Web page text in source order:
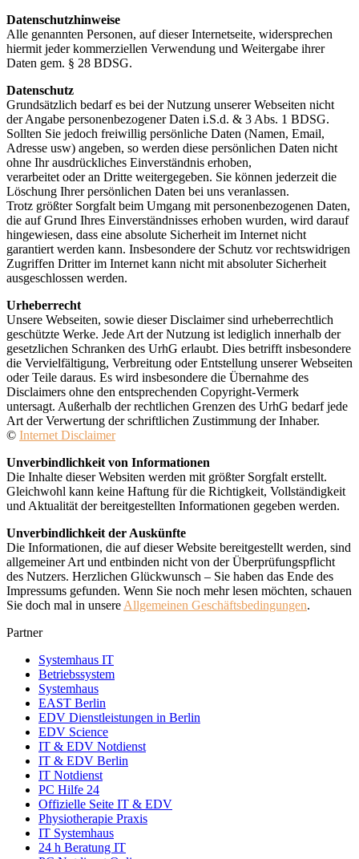
Datenschutzhinweise
Alle genannten Personen, auf dieser Internetseite, widersprechen
hiermit jeder kommerziellen Verwendung und Weitergabe ihrer
Daten gem. § 28 BDSG.
Datenschutz
Grundsätzlich bedarf es bei der Nutzung unserer Webseiten nicht
der Angabe personenbezogener Daten i.S.d. & 3 Abs. 1 BDSG.
Sollten Sie jedoch freiwillig persönliche Daten (Namen, Email,
Adresse usw) angeben, so werden diese persönlichen Daten nicht
ohne Ihr ausdrückliches Einverständnis erhoben,
verarbeitet oder an Dritte weitergegeben. Sie können jederzeit die
Löschung Ihrer persönlichen Daten bei uns veranlassen.
Trotz größter Sorgfalt beim Umgang mit personenbezogenen Daten,
die auf Grund Ihres Einverständnisses erhoben wurden, wird darauf
hingewiesen, dass eine absolute Sicherheit im Internet nicht
garantiert werden kann. Insbesondere der Schutz vor rechtswidrigen
Zugriffen Dritter im Internet kann nicht mit absoluter Sicherheit
ausgeschlossen werden.
Urheberrecht
Unsere Webseiten, sowie dieser Disclaimer sind urheberrechtlich
geschützte Werke. Jede Art der Nutzung ist lediglich innerhalb der
gesetzlichen Schranken des UrhG erlaubt. Dies betrifft insbesondere
die Vervielfältigung, Verbreitung oder Entstellung unserer Webseiten
oder Teile daraus. Es wird insbesondere die Übernahme des
Disclaimers ohne den entsprechenden Copyright-Vermerk
untersagt. Außerhalb der rechtlichen Grenzen des UrhG bedarf jede
Art der Verwertung der schriftlichen Zustimmung der Inhaber.
© Internet Disclaimer
Unverbindlichkeit von Informationen
Die Inhalte dieser Websiten werden mit größter Sorgfalt erstellt.
Gleichwohl kann keine Haftung für die Richtigkeit, Vollständigkeit
und Aktualität der bereitgestellten Informationen gegeben werden.
Unverbindlichkeit der Auskünfte
Die Informationen, die auf dieser Website bereitgestellt werden, sind
allgemeiner Art und entbinden nicht von der Überprüfungspflicht
des Nutzers. Herzlichen Glückwunsch – Sie haben das Ende des
Impressums gefunden. Wenn Sie noch mehr lesen möchten, schauen
Sie doch mal in unsere Allgemeinen Geschäftsbedingungen.
Partner
Systemhaus IT
Betriebssystem
Systemhaus
EAST Berlin
EDV Dienstleistungen in Berlin
EDV Science
IT & EDV Notdienst
IT & EDV Berlin
IT Notdienst
PC Hilfe 24
Offizielle Seite IT & EDV
Physiotherapie Praxis
IT Systemhaus
24 h Beratung IT